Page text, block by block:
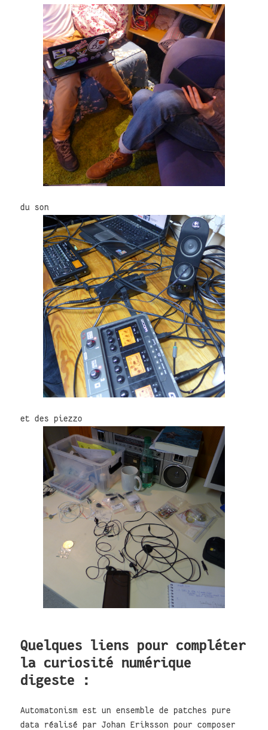
du son
et des piezzo
Quelques liens pour compléter
la curiosité numérique
digeste :
Automatonism est un ensemble de patches pure
data réalisé par Johan Eriksson pour composer